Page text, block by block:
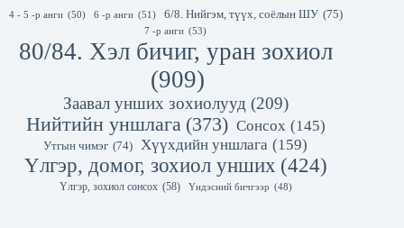
4 - 5 -р анги (50) 6 -р анги (51) 6/8. Нийгэм, түүх, соёлын ШУ (75)
7 -р анги (53)
80/84. Хэл бичиг, уран зохиол
(909)
Заавал унших зохиолууд (209)
Нийтийн уншлага (373) Сонсох (145)
Утгын чимэг (74) Хүүхдийн уншлага (159)
Үлгэр, домог, зохиол унших (424)
Үлгэр, зохиол сонсох (58) Үндэсний бичгээр (48)